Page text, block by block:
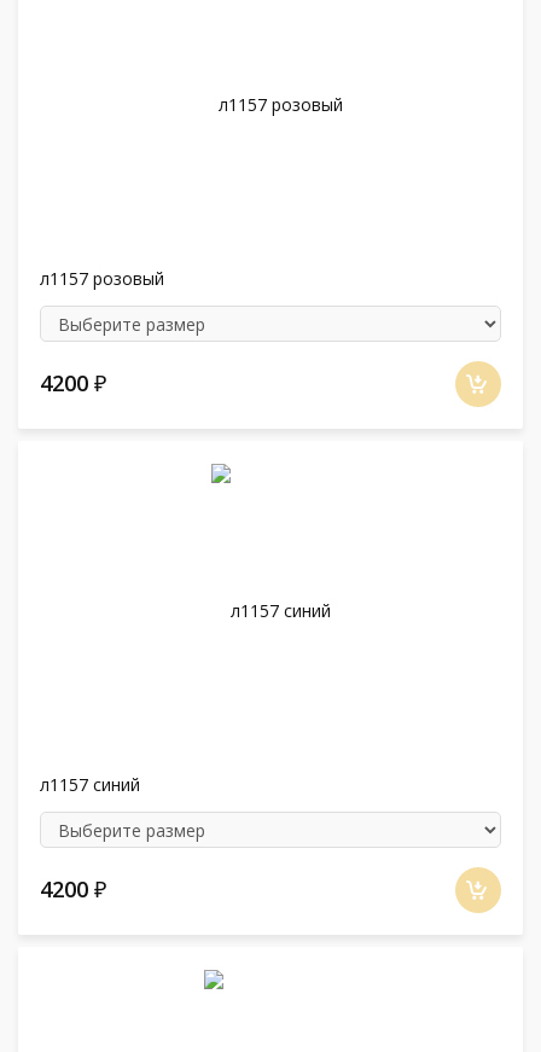
л1157 розовый
4200 ₽
л1157 синий
4200 ₽